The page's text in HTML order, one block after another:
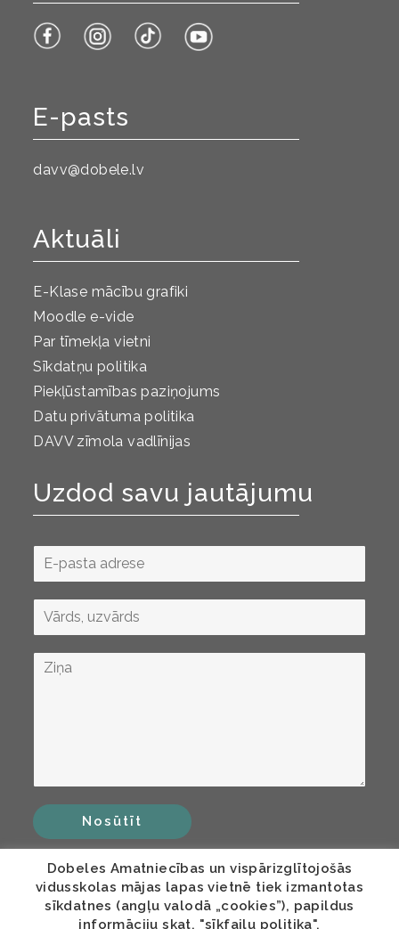
E-pasts
davv@dobele.lv
Aktuāli
E-Klase mācību grafiki
Moodle e-vide
Par tīmekļa vietni
Sīkdatņu politika
Piekļūstamības paziņojums
Datu privātuma politika
DAVV zīmola vadlīnijas
Uzdod savu jautājumu
Nosūtīt
Dobeles Amatniecības un vispārizglītojošās
vidusskolas mājas lapas vietnē tiek izmantotas
sīkdatnes (angļu valodā „cookies”), papildus
informāciju skat. "sīkfailu politika".